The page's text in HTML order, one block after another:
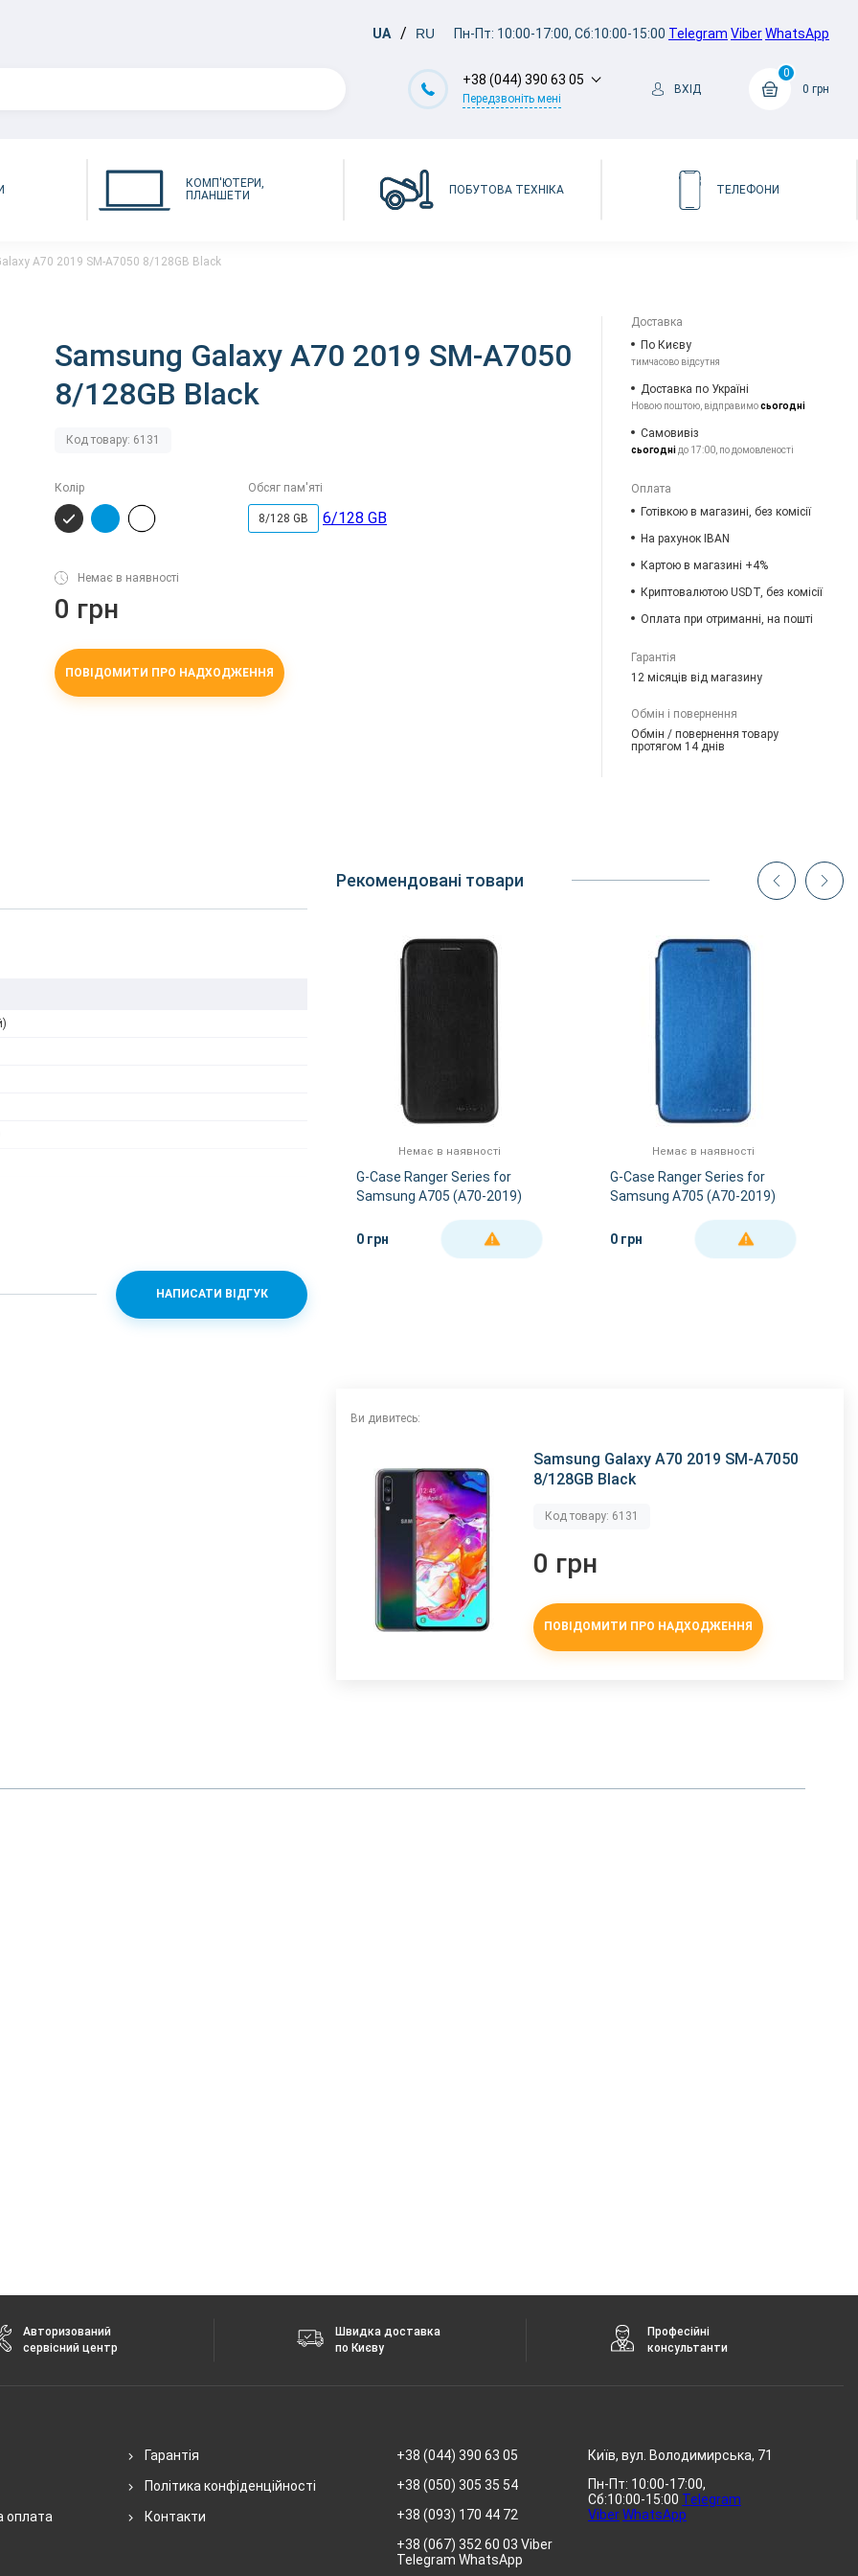
UA RU Пн-Пт: 10:00-17:00, Сб:10:00-15:00 Telegram ViberWhatsApp
+38 (044) 390 63 05
Передзвоніть мені
ВХІД
0
0 грн
КОМП'ЮТЕРИ,
ПЛАНШЕТИ
ПОБУТОВА ТЕХНІКА ТЕЛЕФОНИ
A70 2019 SM-A7050 8/128GB Black
Samsung Galaxy A70 2019 SM-A7050
8/128GB Black
Код товару: 6131
Колір Обсяг пам'яті
8/128 GB 6/128 GB
Немає в наявності
0 грн
ПОВІДОМИТИ ПРО НАДХОДЖЕННЯ
Доставка
По Києву
тимчасово відсутня
Доставка по Україні
Новою поштою, відправимосьогодні
Самовивіз
сьогоднідо 17:00, по домовленості
Оплата
Готівкою в магазині, без комісії
На рахунок IBAN
Картою в магазині +4%
Криптовалютою USDT, без комісії
Оплата при отриманні, на пошті
Гарантія
12 місяців від магазину
Обмін і повернення
Обмін / повернення товару
протягом 14 днів
повідомлення.
НАПИСАТИ ВІДГУК
Рекомендовані товари
Немає в наявності
G-Case Ranger Series for
Samsung A705 (A70-2019)
0 грн
ДЕТАЛЬНІШЕ
Немає в наявності
G-Case Ranger Series for
Samsung A705 (A70-2019)
0 грн
ДЕТАЛЬНІШЕ
Ви дивитесь:
Samsung Galaxy A70 2019 SM-A7050
8/128GB Black
Код товару: 6131
0 грн
ПОВІДОМИТИ ПРО НАДХОДЖЕННЯ
Авторизований
сервісний центр
Швидка доставка
по Києву
Професійні
консультанти
оплата
Гарантія
Політика конфіденційності
Контакти
+38 (044) 390 63 05
+38 (050) 305 35 54
+38 (093) 170 44 72
+38 (067) 352 60 03 Viber
Telegram WhatsApp
Київ, вул. Володимирська, 71
Пн-Пт: 10:00-17:00,
Сб:10:00-15:00 Telegram
ViberWhatsApp